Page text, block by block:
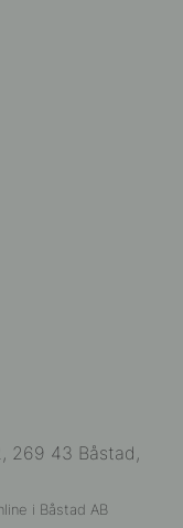
269 43 Båstad,
i Båstad AB